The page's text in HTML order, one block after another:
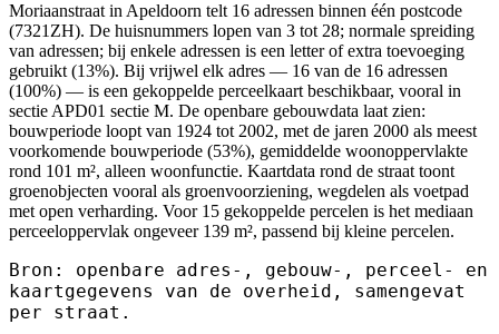
Moriaanstraat in Apeldoorn telt 16 adressen binnen één postcode
(7321ZH). De huisnummers lopen van 3 tot 28; normale spreiding
van adressen; bij enkele adressen is een letter of extra toevoeging
gebruikt (13%). Bij vrijwel elk adres — 16 van de 16 adressen
(100%) — is een gekoppelde perceelkaart beschikbaar, vooral in
sectie APD01 sectie M. De openbare gebouwdata laat zien:
bouwperiode loopt van 1924 tot 2002, met de jaren 2000 als meest
voorkomende bouwperiode (53%), gemiddelde woonoppervlakte
rond 101 m², alleen woonfunctie. Kaartdata rond de straat toont
groenobjecten vooral als groenvoorziening, wegdelen als voetpad
met open verharding. Voor 15 gekoppelde percelen is het mediaan
perceeloppervlak ongeveer 139 m², passend bij kleine percelen.
Bron: openbare adres-, gebouw-, perceel- en
kaartgegevens van de overheid, samengevat
per straat.